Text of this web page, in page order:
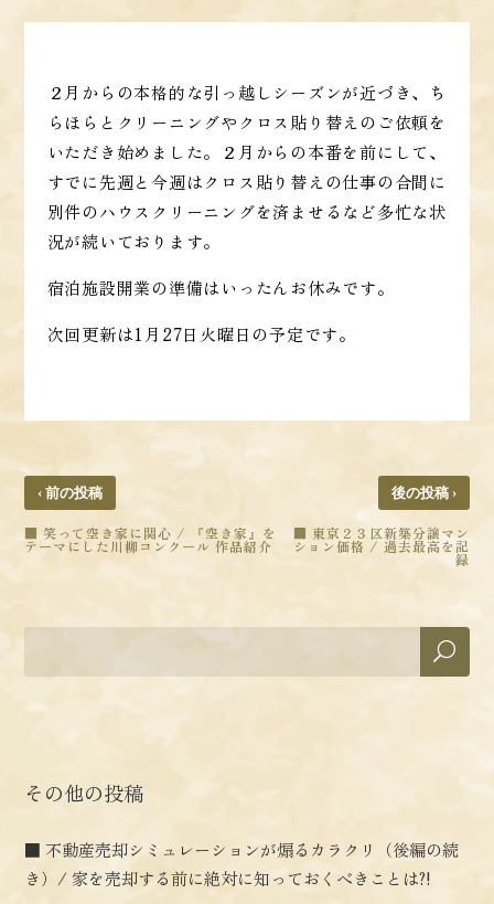
２月からの本格的な引っ越しシーズンが近づき、ち
らほらとクリーニングやクロス貼り替えのご依頼を
いただき始めました。２月からの本番を前にして、
すでに先週と今週はクロス貼り替えの仕事の合間に
別件のハウスクリーニングを済ませるなど多忙な状
況が続いております。
宿泊施設開業の準備はいったんお休みです。
次回更新は1月27日火曜日の予定です。
‹ 前の投稿
■ 笑って空き家に関心 / 『空き家』を
テーマにした川柳コンクール 作品紹介
後の投稿 ›
■ 東京２３区新築分譲マン
ション価格 / 過去最高を記
録
その他の投稿
■ 不動産売却シミュレーションが煽るカラクリ（後編の続
き）/ 家を売却する前に絶対に知っておくべきことは?!